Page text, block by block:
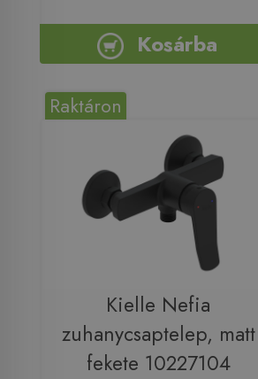
Kosárba
Raktáron
Kielle Nefia
zuhanycsaptelep, matt
fekete 10227104